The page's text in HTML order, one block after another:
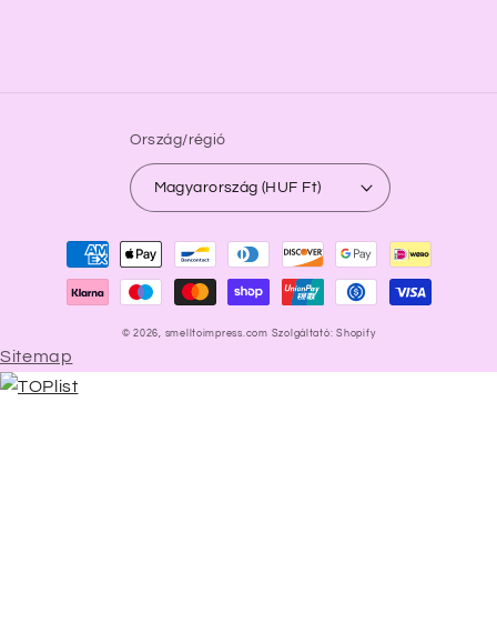
Ország/régió
Magyarország (HUF Ft)
Fizetési
módok
© 2026, smelltoimpress.com Szolgáltató: Shopify
Sitemap